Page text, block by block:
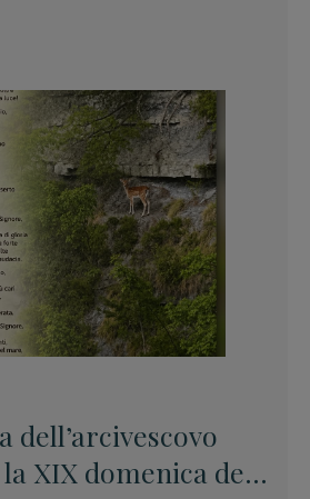
dell’arcivescovo
XIX domenica del